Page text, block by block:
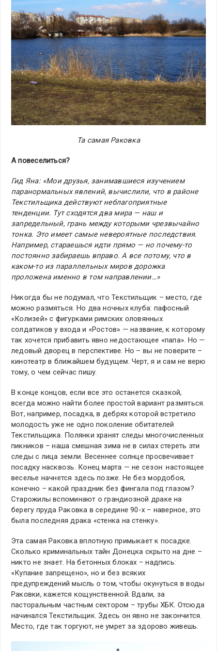
Та самая Раковка
А повеселиться?
Гид Яна: «Мои друзья, занимавшиеся изучением
паранормальных явлений, вычислили, что в районе
Текстильщика действуют неблагоприятные
тенденции. Тут сходятся два мира — наш и
запредельный, грань между которыми чрезвычайно
тонка. Это имеет самые невероятные последствия.
Например, стараешься идти прямо — но почему-то
постоянно забираешь вправо. А все потому, что в
каком-то из параллельных миров дорожка
проложена именно в том направлении…»
Никогда бы не подумал, что Текстильщик – место, где
можно размяться. Но два ночных клуба: пафосный
«Колизей» с фигурками римских оловянных
солдатиков у входа и «Ростов» — название, к которому
так хочется прибавить явно недостающее «папа». Но —
ледовый дворец в перспективе. Но – вы не поверите –
кинотеатр в ближайшем будущем. Черт, я и сам не верю
тому, о чем сейчас пишу.
В конце концов, если все это останется сказкой,
всегда можно найти более простой вариант размяться.
Вот, например, посадка, в дебрях которой встретило
молодость уже не одно поколение обитателей
Текстильщика. Полянки хранят следы многочисленных
пикников – наша смешная зима не в силах стереть эти
следы с лица земли. Весеннее солнце просвечивает
посадку насквозь. Конец марта — не сезон: настоящее
веселье начнется здесь позже. Не без мордобоя,
конечно – какой праздник без фингала под глазом?
Старожилы вспоминают о грандиозной драке на
берегу пруда Раковка в середине 90-х – наверное, это
была последняя драка «стенка на стенку».
Эта самая Раковка вплотную примыкает к посадке.
Сколько криминальных тайн Донецка скрыто на дне –
никто не знает. На бетонных блоках – надпись:
«Купание запрещено», но и без всяких
предупреждений мысль о том, чтобы окунуться в воды
Раковки, кажется кощунственной. Вдали, за
пасторальным частным сектором – трубы ХБК. Отсюда
начинался Текстильщик. Здесь он явно не закончится.
Место, где так торгуют, не умрет за здорово живешь.